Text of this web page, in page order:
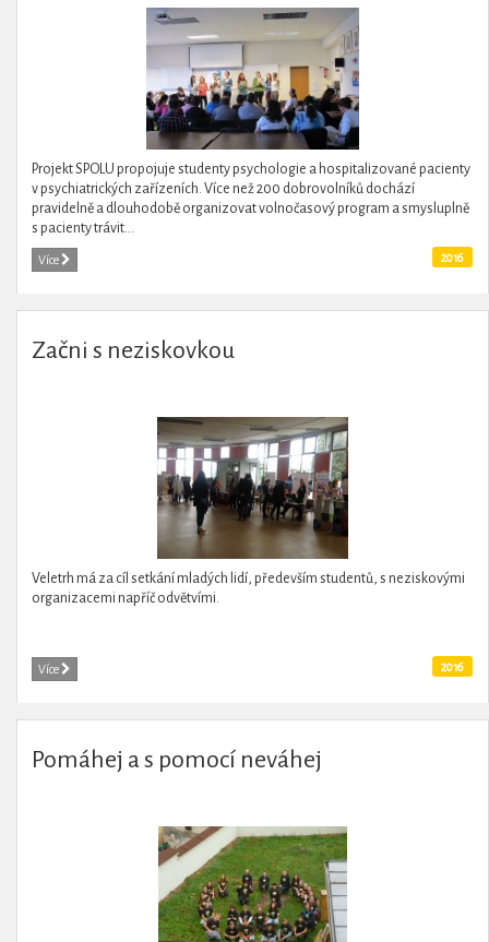
Projekt SPOLU propojuje studenty psychologie a hospitalizované pacienty
v psychiatrických zařízeních. Více než 200 dobrovolníků dochází
pravidelně a dlouhodobě organizovat volnočasový program a smysluplně
s pacienty trávit...
Více 2016
Začni s neziskovkou
Veletrh má za cíl setkání mladých lidí, především studentů, s neziskovými
organizacemi napříč odvětvími.
Více 2016
Pomáhej a s pomocí neváhej